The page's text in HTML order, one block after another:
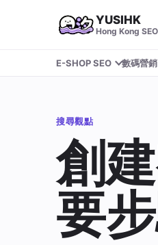
YUSIHK
Hong Kong
E-SHOP SEO 數碼營銷
搜尋觀點
創
要